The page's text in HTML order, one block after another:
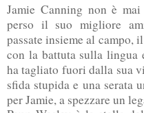
Jamie Canning non è
perso il suo migliore
passate insieme al campo,
con la battuta sulla lingua
ha tagliato fuori dalla sua
sfida stupida e una serata
per Jamie, a spezzare un